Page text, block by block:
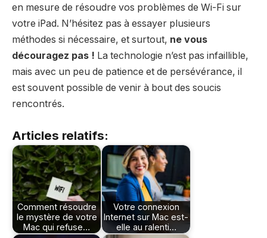
en mesure de résoudre vos problèmes de Wi-Fi sur
votre iPad. N’hésitez pas à essayer plusieurs
méthodes si nécessaire, et surtout, ne vous
découragez pas ! La technologie n’est pas infaillible,
mais avec un peu de patience et de persévérance, il
est souvent possible de venir à bout des soucis
rencontrés.
Articles relatifs:
Comment résoudre
le mystère de votre
Mac qui refuse…
Votre connexion
Internet sur Mac est-
elle au ralenti…